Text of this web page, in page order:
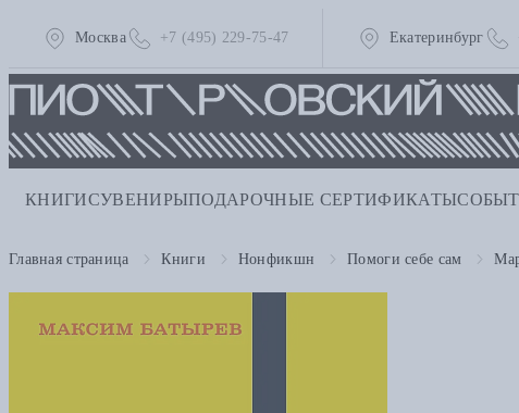
Москва +7 (495) 229-75-47 Екатеринбург
КНИГИСУВЕНИРЫПОДАРОЧНЫЕ СЕРТИФИКАТЫ
Главная страница Книги Нонфикшн Помоги себе сам